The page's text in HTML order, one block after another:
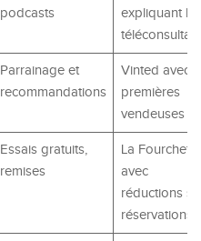
podcasts
expliquant la
Parrainage et
recommandations
Vinted avec
premières
vendeuses
Essais gratuits,
remises
La Fourchette
avec
réductions
réservations